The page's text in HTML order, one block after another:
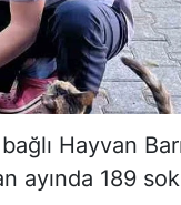
Hayvan
ayında 189